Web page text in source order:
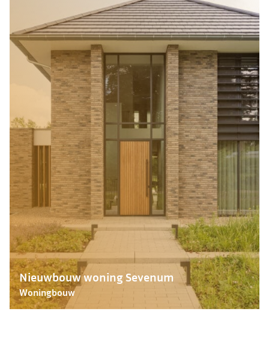
Nieuwbouw woning Sevenum
Woningbouw